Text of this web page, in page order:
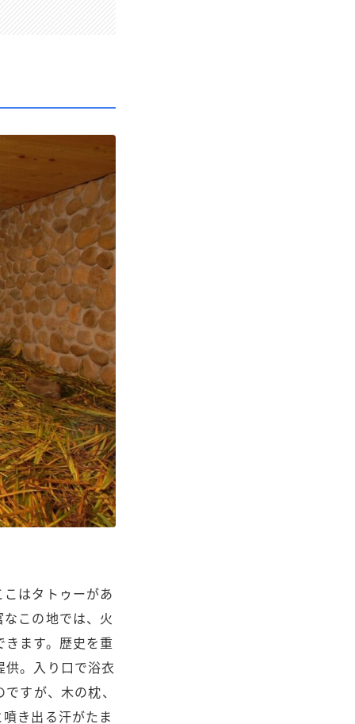
はタトゥーがあ
この地では、火
ます。歴史を重
供。入り口で浴衣
すが、木の枕、
き出る汗がたま